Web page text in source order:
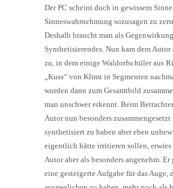
Der PC scheint doch in gewissem
Sinneswahrnehmung sozusagen zu
Deshalb braucht man als
Synthetisierendes. Nun kam dem
zu, in dem einige Waldorfschüler aus
„Kuss“ von Klimt in Segmenten
wurden dann zum Gesamtbild
man unschwer erkennt. Beim
Autor nun besonders zusammengesetzt
synthetisiert zu haben aber eben
eigentlich hätte irritieren sollen, erwies
Autor aber als besonders angenehm.
eine gesteigerte Aufgabe für das Auge,